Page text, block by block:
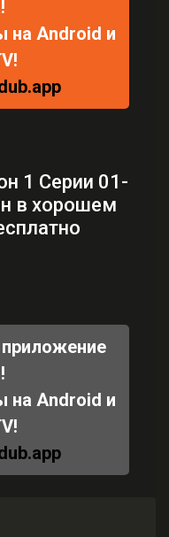
на Android и
1 Серии 01-
в хорошем
на Android и